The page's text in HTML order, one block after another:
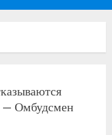
— Омбудсмен